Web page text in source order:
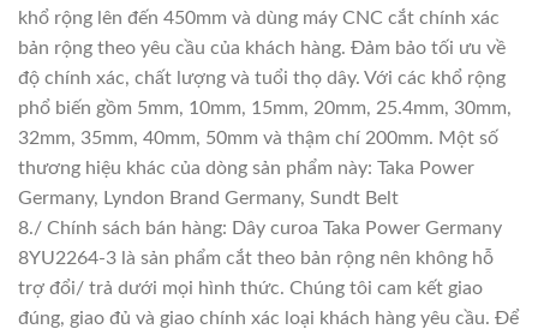
khổ rộng lên đến 450mm và dùng máy CNC cắt chính xác
bản rộng theo yêu cầu của khách hàng. Đảm bảo tối ưu về
độ chính xác, chất lượng và tuổi thọ dây. Với các khổ rộng
phổ biến gồm 5mm, 10mm, 15mm, 20mm, 25.4mm, 30mm,
32mm, 35mm, 40mm, 50mm và thậm chí 200mm. Một số
thương hiệu khác của dòng sản phẩm này: Taka Power
Germany, Lyndon Brand Germany, Sundt Belt
8./ Chính sách bán hàng: Dây curoa Taka Power Germany
8YU2264-3 là sản phẩm cắt theo bản rộng nên không hỗ
trợ đổi/ trả dưới mọi hình thức. Chúng tôi cam kết giao
đúng, giao đủ và giao chính xác loại khách hàng yêu cầu. Để